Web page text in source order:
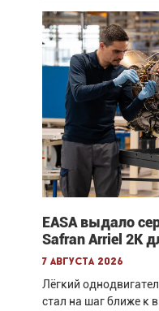
EASA выдало
Safran Arriel 2K
7 августа 2026
Лёгкий
стал на шаг ближе к